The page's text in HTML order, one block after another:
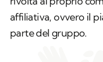
affiliativa, ovvero il
parte del gruppo.